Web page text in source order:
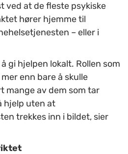
ved at de fleste psykiske
hører hjemme til
– eller i
gi hjelpen lokalt. Rollen som
enn bare å skulle
mange av dem som tar
hjelp uten at
trekkes inn i bildet, sier